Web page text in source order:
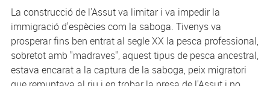
La construcció de l'Assut va limitar i va impedir la
immigració d'espècies com la saboga. Tivenys va
prosperar fins ben entrat al segle XX la pesca professional,
sobretot amb "madraves", aquest tipus de pesca ancestral,
estava encarat a la captura de la saboga, peix migratori